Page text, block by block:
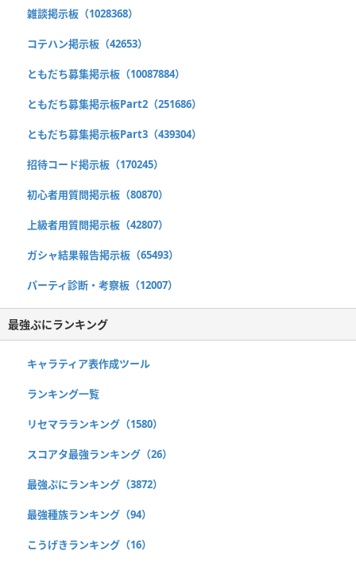
雑談掲示板（1028368）
コテハン掲示板（42653）
ともだち募集掲示板（10087884）
ともだち募集掲示板Part2（251686）
ともだち募集掲示板Part3（439304）
招待コード掲示板（170245）
初心者用質問掲示板（80870）
上級者用質問掲示板（42807）
ガシャ結果報告掲示板（65493）
パーティ診断・考察板（12007）
最強ぷにランキング
キャラティア表作成ツール
ランキング一覧
リセマラランキング（1580）
スコアタ最強ランキング（26）
最強ぷにランキング（3872）
最強種族ランキング（94）
こうげきランキング（16）